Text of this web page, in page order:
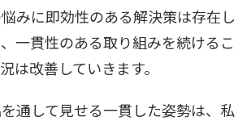
みに即効性のある解決策は存在し
一貫性のある取り組みを続けるこ
は改善していきます。
通して見せる一貫した姿勢は、私